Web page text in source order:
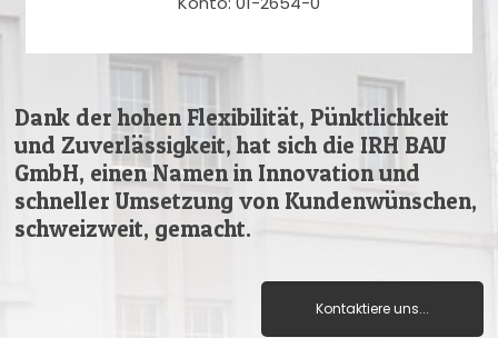
Dank der hohen Flexibilität, Pünktlichkeit
und Zuverlässigkeit, hat sich die IRH BAU
GmbH, einen Namen in Innovation und
schneller Umsetzung von Kundenwünschen,
schweizweit, gemacht.
Kontaktiere uns...